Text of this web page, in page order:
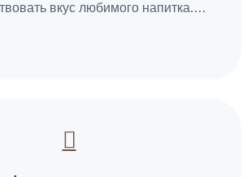
вкус любимого напитка.…